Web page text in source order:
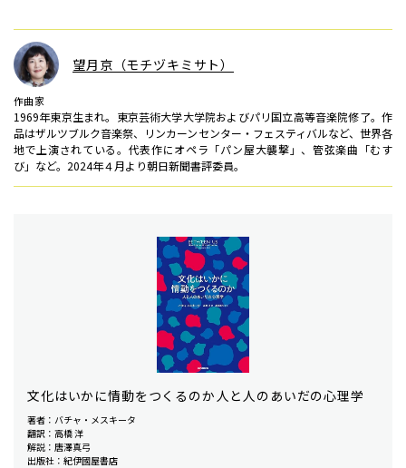
望月京（モチヅキミサト）
作曲家
1969年東京生まれ。東京芸術大学大学院およびパリ国立高等音楽院修了。作
品はザルツブルク音楽祭、リンカーンセンター・フェスティバルなど、世界各
地で上演されている。代表作にオペラ「パン屋大襲撃」、管弦楽曲「むす
び」など。2024年４月より朝日新聞書評委員。
文化はいかに情動をつくるのか――人と人のあいだの心理学
著者：バチャ・メスキータ
翻訳：高橋 洋
解説：唐澤真弓
出版社：紀伊國屋書店